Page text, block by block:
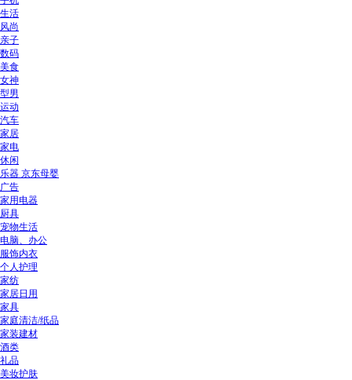
生活
风尚
亲子
数码
美食
女神
型男
运动
汽车
家居
家电
休闲
乐器 京东母婴
广告
家用电器
厨具
宠物生活
电脑、办公
服饰内衣
个人护理
家纺
家居日用
家具
家庭清洁/纸品
家装建材
酒类
礼品
美妆护肤